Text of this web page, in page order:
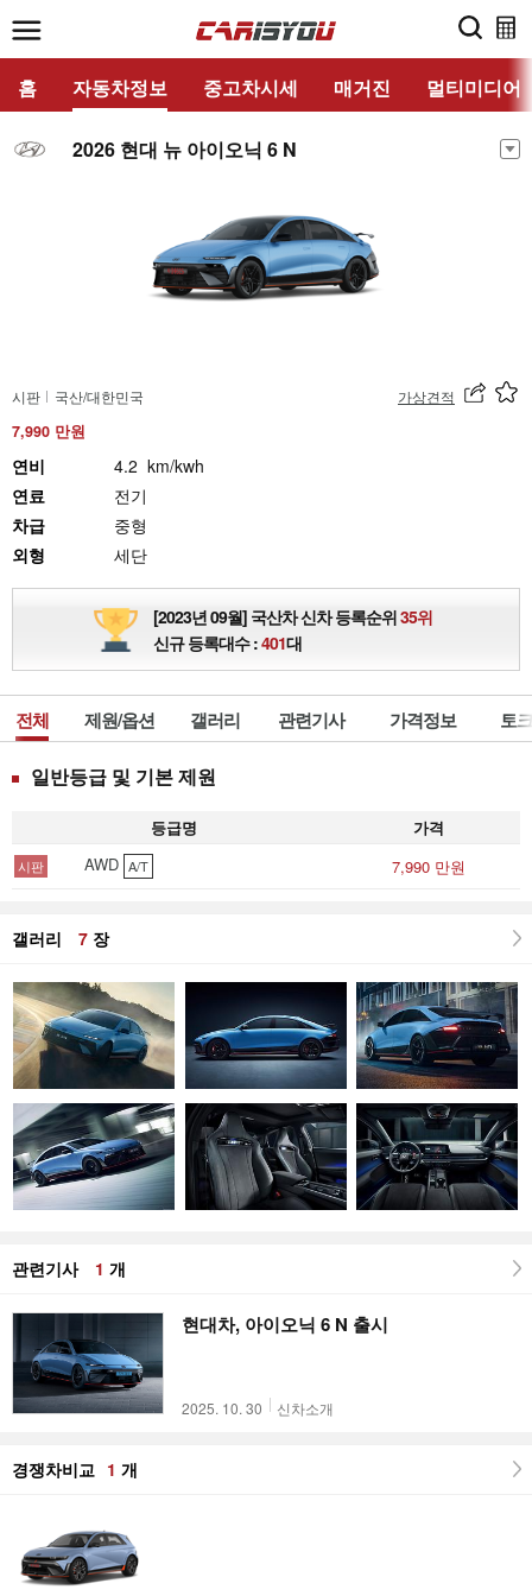
홈 자동차정보 중고차시세 매거진 멀티미디어
2026 현대 뉴 아이오닉 6 N
시판 국산/대한민국 가상견적
7,990 만원
연비
4.2 km/kwh
연료
전기
차급
중형
외형
세단
[2023년 09월] 국산차 신차 등록순위35위
신규 등록대수 :401대
전체 제원/옵션 갤러리 관련기사 가격정보 토
일반등급 및 기본 제원
등급명 가격
시판 AWD A/T 7,990 만원
갤러리 7 장
관련기사 1 개
현대차, 아이오닉 6 N 출시
2025. 10. 30 신차소개
경쟁차비교 1 개